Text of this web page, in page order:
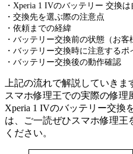
・Xperia 1 IVのバッテリー 交換
・交換先を選ぶ際の注意点
・依頼までの経緯
・バッテリー交換前の状態（お客
・バッテリー交換時に注意するポ
・バッテリー交換後の動作確認
上記の流れで解説していきま
スマホ修理王での実際の修理
Xperia 1 IVのバッテリー交換
は、ご一読ぜひスマホ修理
ください。